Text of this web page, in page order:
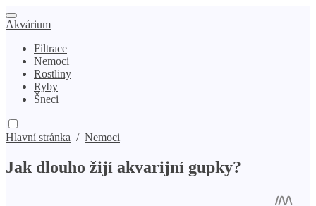
Akvárium
Filtrace
Nemoci
Rostliny
Ryby
Šneci
Hlavní stránka / Nemoci
Jak dlouho žijí akvarijní gupky?